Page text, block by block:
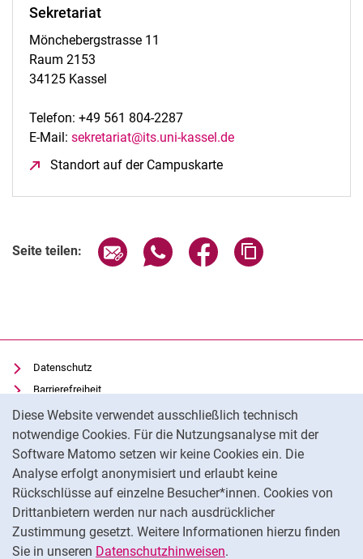
Diese Website verwendet ausschließlich technisch
notwendige Cookies. Für die Nutzungsanalyse mit der
Software Matomo setzen wir keine Cookies ein. Die
Analyse erfolgt anonymisiert und erlaubt keine
Rückschlüsse auf einzelne Besucher*innen. Cookies von
Drittanbietern werden nur nach ausdrücklicher
Zustimmung gesetzt. Weitere Informationen hierzu finden
Sie in unseren Datenschutzhinweisen.
Sekretariat
Mönchebergstrasse 11
Raum 2153
34125 Kassel
Telefon: +49 561 804-2287
E-Mail: sekretariat@its.uni-kassel.de
Standort auf der Campuskarte
Seite teilen: Seite über E-Mail teilen
Seite über WhatsApp teilen
Seite über Facebook
Datenschutz
Barrierefreiheit
Transparenter KI-Einsatz
Impressum
IT-Benutzungsordnung
Cookie-Einstellungen
Externer Link: Universität Kassel auf
Facebook(öffnet neues Fenster)